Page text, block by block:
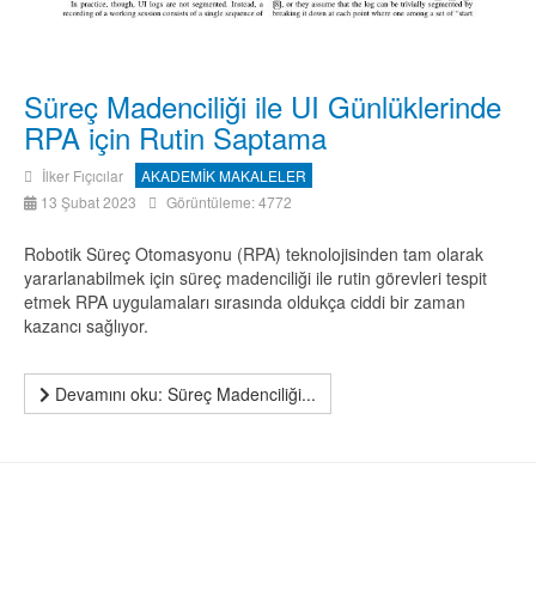
Süreç Madenciliği ile UI Günlüklerinde
RPA için Rutin Saptama
İlker Fıçıcılar
AKADEMİK MAKALELER
13 Şubat 2023
Görüntüleme: 4772
Robotik Süreç Otomasyonu (RPA) teknolojisinden tam olarak
yararlanabilmek için süreç madenciliği ile rutin görevleri tespit
etmek RPA uygulamaları sırasında oldukça ciddi bir zaman
kazancı sağlıyor.
Devamını oku: Süreç Madenciliği...